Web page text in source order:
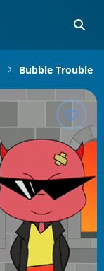
Bubble Trouble